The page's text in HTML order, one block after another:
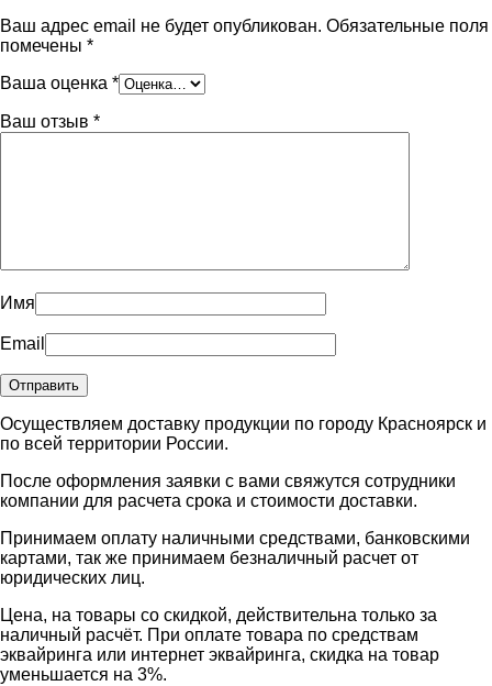
Ваш адрес email не будет опубликован. Обязательные поля
помечены *
Ваша оценка *
Ваш отзыв *
Имя
Email
Осуществляем доставку продукции по городу Красноярск и
по всей территории России.
После оформления заявки с вами свяжутся сотрудники
компании для расчета срока и стоимости доставки.
Принимаем оплату наличными средствами, банковскими
картами, так же принимаем безналичный расчет от
юридических лиц.
Цена, на товары со скидкой, действительна только за
наличный расчёт. При оплате товара по средствам
эквайринга или интернет эквайринга, скидка на товар
уменьшается на 3%.